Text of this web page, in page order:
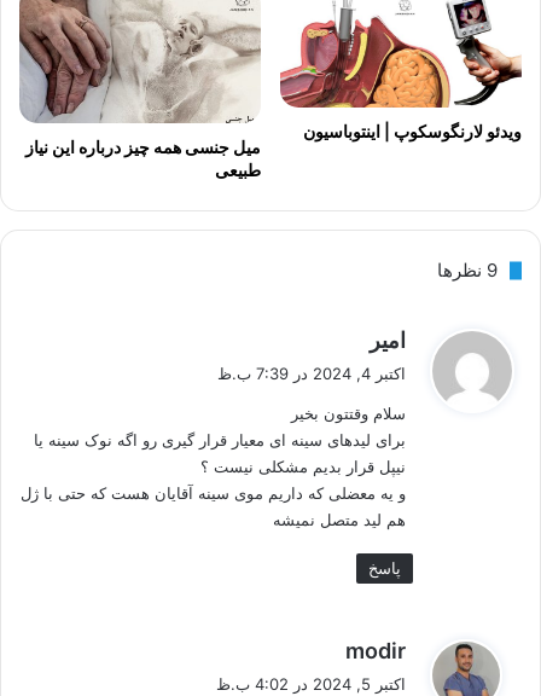
ویدئو لارنگوسکوپ | اینتوباسیون
میل جنسی همه چیز درباره این نیاز
طبیعی
‫9 نظرها
امیر
ف
:
اکتبر 4, 2024 در 7:39 ب.ظ
سلام وقتتون بخیر
برای لیدهای سینه ای معیار قرار گیری رو اگه نوک سینه یا
نیپل قرار بدیم مشکلی نیست ؟
و یه معضلی که داریم موی سینه آقایان هست که حتی با ژل
هم لید متصل نمیشه
پاسخ
modir
ف
اکتبر 5, 2024 در 4:02 ب.ظ